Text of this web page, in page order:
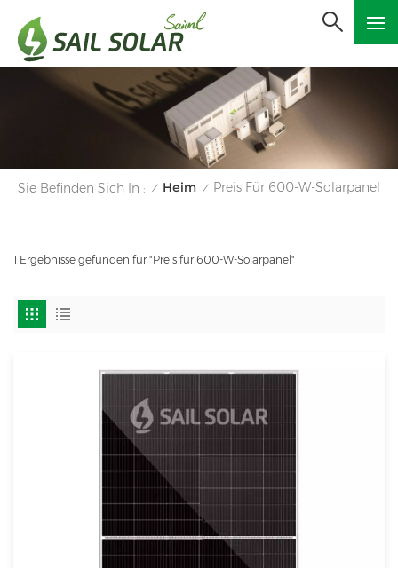
Sie Befinden Sich In : / Heim / Preis Für 600-W-Solarpanel
1 Ergebnisse gefunden für "Preis für 600-W-Solarpanel"